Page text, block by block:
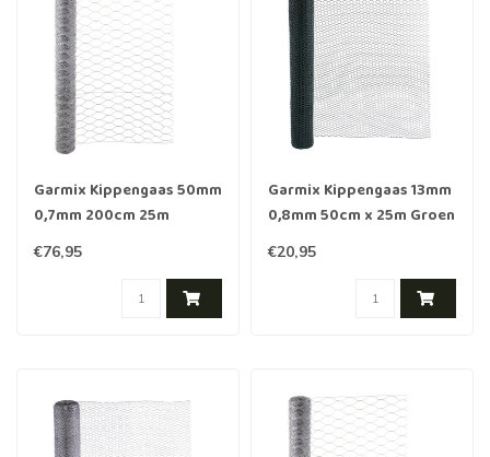
Garmix Kippengaas 50mm
0,7mm 200cm 25m
Verzinkt
€76,95
Garmix Kippengaas 13mm
0,8mm 50cm x 25m Groen
€20,95